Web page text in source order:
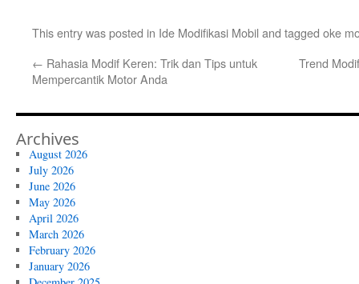
This entry was posted in Ide Modifikasi Mobil and tagged oke
← Rahasia Modif Keren: Trik dan Tips untuk
Mempercantik Motor Anda
Trend
Archives
August 2026
July 2026
June 2026
May 2026
April 2026
March 2026
February 2026
January 2026